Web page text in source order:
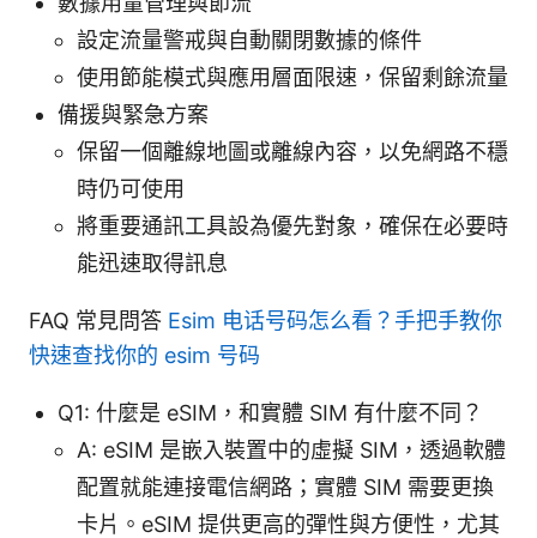
設定流量警戒與自動關閉數據的條件
使用節能模式與應用層面限速，保留剩餘流量
備援與緊急方案
保留一個離線地圖或離線內容，以免網路不穩
時仍可使用
將重要通訊工具設為優先對象，確保在必要時
能迅速取得訊息
FAQ 常見問答 Esim 电话号码怎么看？手把手教你
快速查找你的 esim 号码
Q1: 什麼是 eSIM，和實體 SIM 有什麼不同？
A: eSIM 是嵌入裝置中的虛擬 SIM，透過軟體
配置就能連接電信網路；實體 SIM 需要更換
卡片。eSIM 提供更高的彈性與方便性，尤其